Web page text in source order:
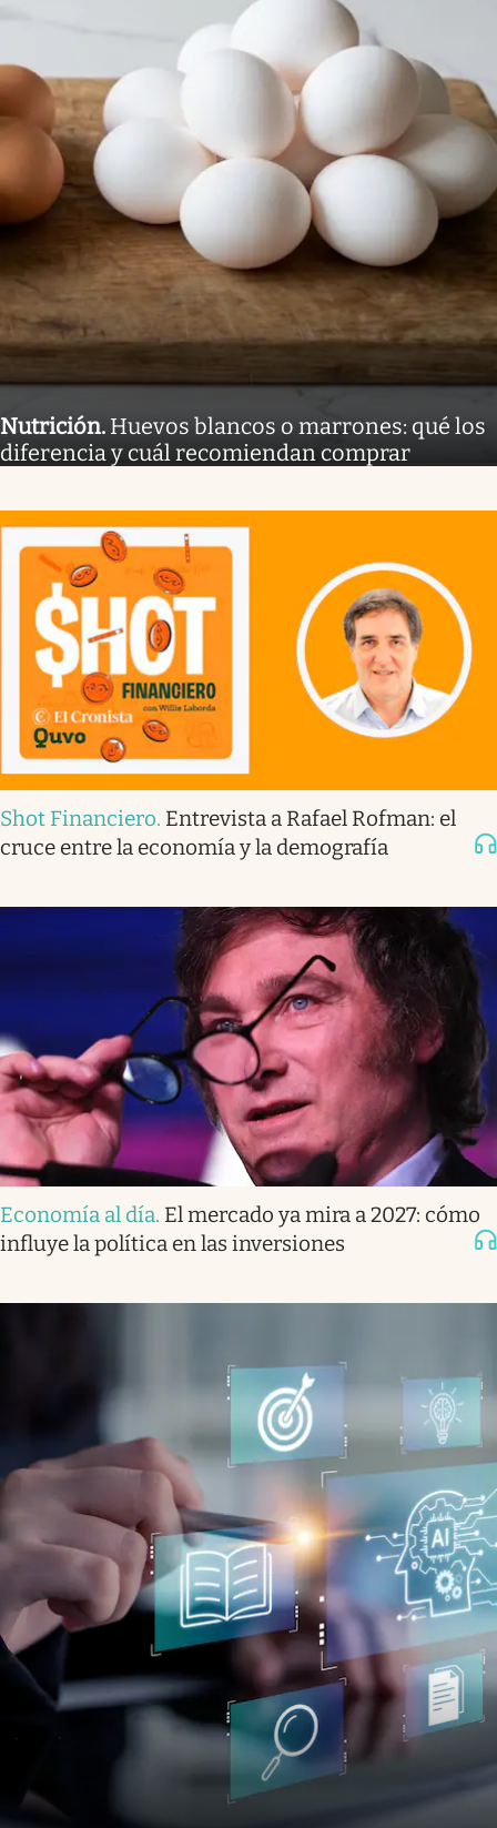
Nutrición. Huevos blancos o marrones: qué los
diferencia y cuál recomiendan comprar
Shot Financiero. Entrevista a Rafael Rofman: el
cruce entre la economía y la demografía
Economía al día. El mercado ya mira a 2027: cómo
influye la política en las inversiones